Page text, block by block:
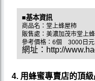
■基本資訊
商品名：堂上蜂屋柿
販售處：美濃加茂市堂上
參考價格：6個 3000日元
網址：http://
4. 用蜂蜜專賣店的頂級